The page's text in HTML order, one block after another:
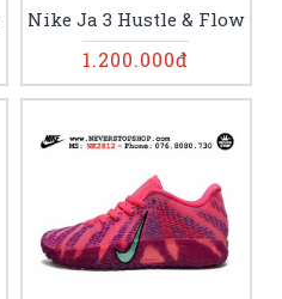
Nike Ja 3 Hustle & Flow
1.200.000đ